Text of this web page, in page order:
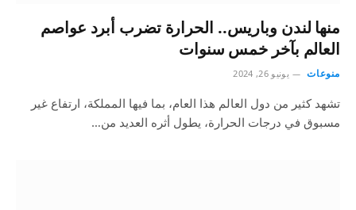
منها لندن وباريس.. الحرارة تضرب أبرد عواصم
العالم بآخر خمس سنوات
منوعات يونيو 26, 2024
تشهد كثير من دول العالم هذا العام، بما فيها المملكة، ارتفاع غير
مسبوق في درجات الحرارة، يطول أثره العديد من…